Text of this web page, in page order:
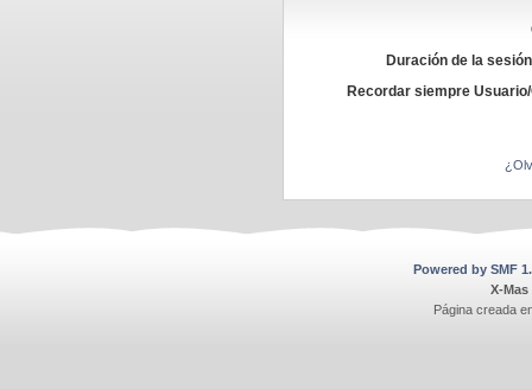
Duración de la
Recordar siempre
Powered by SMF
X-Mas
Página creada